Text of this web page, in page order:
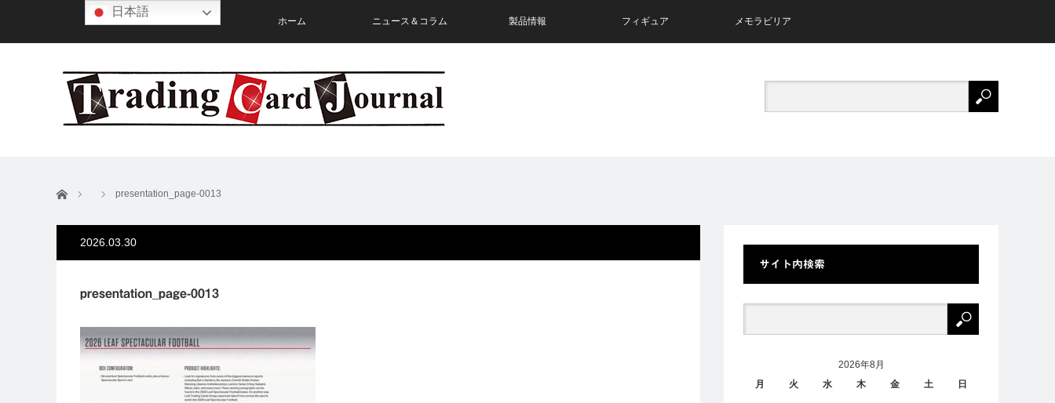
ホーム ニュース＆コラム 製品情報 フィギュア メモラビリア
ホーム presentation_page-0013
2026.03.30
presentation_page-0013
サイト内検索
2026年8月
月
火 水 木 金 土 日
日本語